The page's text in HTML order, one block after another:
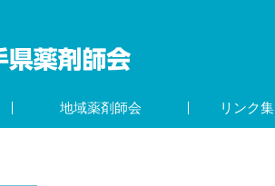
地域薬剤師会 リンク集